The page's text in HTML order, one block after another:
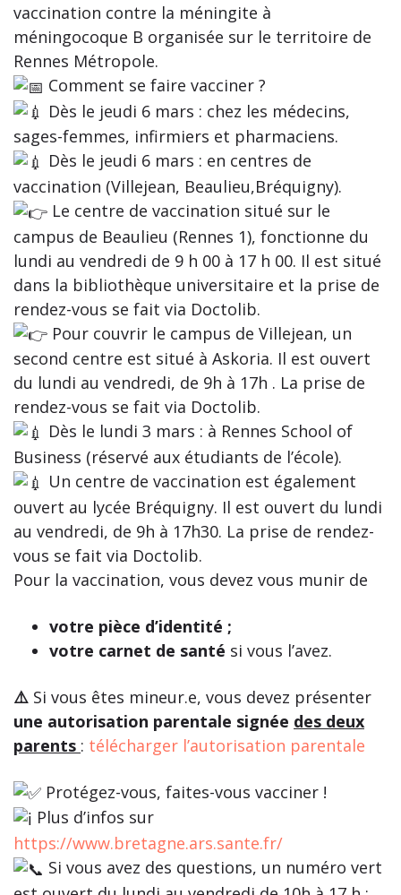
vaccination contre la méningite à
méningocoque B organisée sur le territoire de
Rennes Métropole.
Comment se faire vacciner ?
Dès le jeudi 6 mars : chez les médecins,
sages-femmes, infirmiers et pharmaciens.
Dès le jeudi 6 mars : en centres de
vaccination (Villejean, Beaulieu,Bréquigny).
Le centre de vaccination situé sur le
campus de Beaulieu (Rennes 1), fonctionne du
lundi au vendredi de 9 h 00 à 17 h 00. Il est situé
dans la bibliothèque universitaire et la prise de
rendez-vous se fait via Doctolib.
Pour couvrir le campus de Villejean, un
second centre est situé à Askoria. Il est ouvert
du lundi au vendredi, de 9h à 17h . La prise de
rendez-vous se fait via Doctolib.
Dès le lundi 3 mars : à Rennes School of
Business (réservé aux étudiants de l’école).
Un centre de vaccination est également
ouvert au lycée Bréquigny. Il est ouvert du lundi
au vendredi, de 9h à 17h30. La prise de rendez-
vous se fait via Doctolib.
Pour la vaccination, vous devez vous munir de
votre pièce d’identité ;
votre carnet de santé si vous l’avez.
⚠️ Si vous êtes mineur.e, vous devez présenter
une autorisation parentale signée des deux
parents : télécharger l’autorisation parentale
Protégez-vous, faites-vous vacciner !
Plus d’infos sur
https://www.bretagne.ars.sante.fr/
Si vous avez des questions, un numéro vert